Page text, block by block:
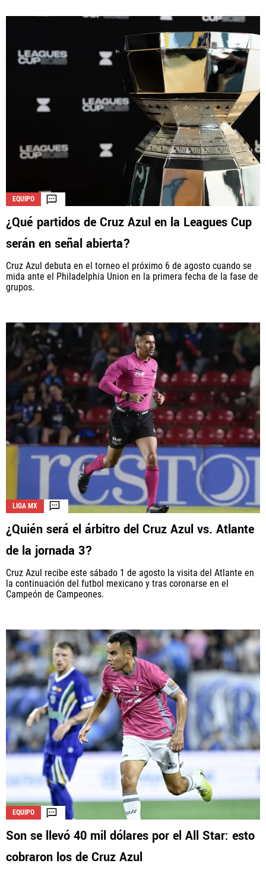
EQUIPO
¿Qué partidos de Cruz Azul en la Leagues Cup
serán en señal abierta?
Cruz Azul debuta en el torneo el próximo 6 de agosto cuando se
mida ante el Philadelphia Union en la primera fecha de la fase de
grupos.
LIGA MX
¿Quién será el árbitro del Cruz Azul vs. Atlante
de la jornada 3?
Cruz Azul recibe este sábado 1 de agosto la visita del Atlante en
la continuación del futbol mexicano y tras coronarse en el
Campeón de Campeones.
EQUIPO
Son se llevó 40 mil dólares por el All Star: esto
cobraron los de Cruz Azul